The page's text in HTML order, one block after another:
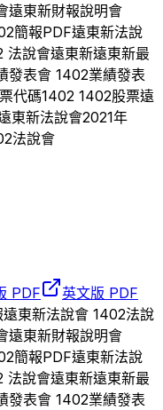
遠東新財報說明會
簡報PDF遠東新法說
法說會遠東新遠東新最
發表會 1402業績發表
代碼1402 1402股票遠
東新法說會2021年
法說會
PDF
英文版 PDF
遠東新法說會 1402法說
遠東新財報說明會
簡報PDF遠東新法說
法說會遠東新遠東新最
發表會 1402業績發表